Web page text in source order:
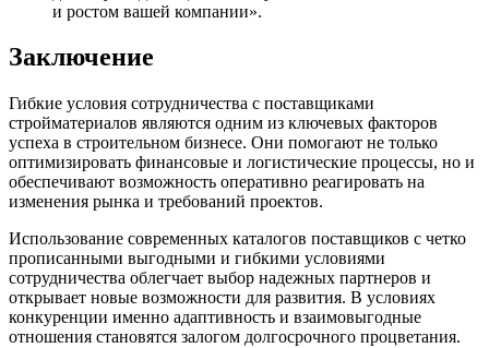
и ростом вашей компании».
Заключение
Гибкие условия сотрудничества с поставщиками
стройматериалов являются одним из ключевых факторов
успеха в строительном бизнесе. Они помогают не только
оптимизировать финансовые и логистические процессы, но и
обеспечивают возможность оперативно реагировать на
изменения рынка и требований проектов.
Использование современных каталогов поставщиков с четко
прописанными выгодными и гибкими условиями
сотрудничества облегчает выбор надежных партнеров и
открывает новые возможности для развития. В условиях
конкуренции именно адаптивность и взаимовыгодные
отношения становятся залогом долгосрочного процветания.